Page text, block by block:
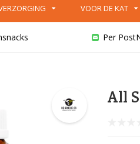
VOOR DE KAT
Per
All